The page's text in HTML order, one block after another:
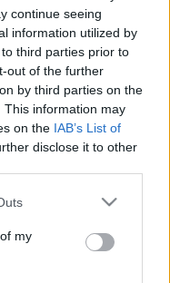
continue seeing
information utilized by
third parties prior to
out of the further
by third parties on the
This information may
on the IAB’s List of
disclose it to other
one or more Google
You may click to
third-party tags to
in below Google
my
technikai
? árulja el
átirat volt,
eredetije, mely
Spiderman 3című
vendégként
és egy